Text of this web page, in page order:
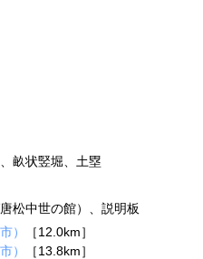
畝状竪堀、土塁
松中世の館）、説明板
）
［12.0km］
）
［13.8km］